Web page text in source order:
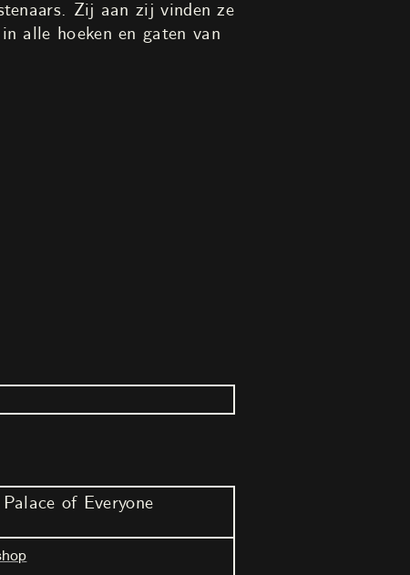
Zij aan zij vinden ze
alle hoeken en gaten van
of Everyone